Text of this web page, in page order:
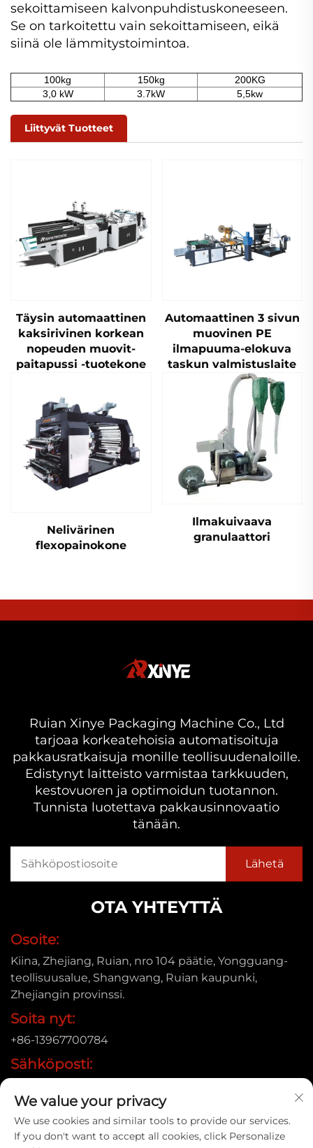
sekoittamiseen kalvonpuhdistuskoneeseen.
Se on tarkoitettu vain sekoittamiseen, eikä
siinä ole lämmitystoimintoa.
100kg 150kg
200KG
3,0 kW
3.7kW 5,5kw
Liittyvät Tuotteet
Täysin automaattinen
kaksirivinen korkean
nopeuden muovit-
paitapussi -tuotekone
Automaattinen 3 sivun
muovinen PE
ilmapuuma-elokuva
taskun valmistuslaite
Nelivärinen
flexopainokone
Ilmakuivaava
granulaattori
Ruian Xinye Packaging Machine Co., Ltd
tarjoaa korkeatehoisia automatisoituja
pakkausratkaisuja monille teollisuudenaloille.
Edistynyt laitteisto varmistaa tarkkuuden,
kestovuoren ja optimoidun tuotannon.
Tunnista luotettava pakkausinnovaatio
tänään.
OTA YHTEYTTÄ
Osoite:
Kiina, Zhejiang, Ruian, nro 104 päätie, Yongguang-
teollisuusalue, Shangwang, Ruian kaupunki,
Zhejiangin provinssi.
Soita nyt:
+86-13967700784
Sähköposti:
Copyright © 2025 Ruian Xinye Packaging Machine Co.,Ltd |
We value your privacy
We use cookies and similar tools to provide our services.
If you don't want to accept all cookies, click Personalize